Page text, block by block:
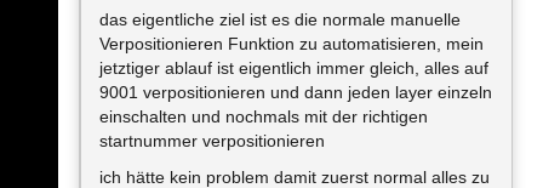
das eigentliche ziel ist es die normale manuelle
Verpositionieren Funktion zu automatisieren, mein
jetztiger ablauf ist eigentlich immer gleich, alles auf
9001 verpositionieren und dann jeden layer einzeln
einschalten und nochmals mit der richtigen
startnummer verpositionieren
ich hätte kein problem damit zuerst normal alles zu